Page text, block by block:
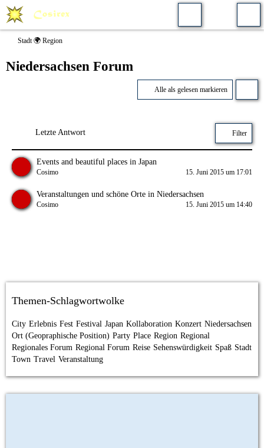
Stadt 🌍 Region
Niedersachsen Forum
Alle als gelesen markieren
Letzte Antwort Filter
Events and beautiful places in Japan
Cosimo 15. Juni 2015 um 17:01
Veranstaltungen und schöne Orte in Niedersachsen
Cosimo 15. Juni 2015 um 14:40
Themen-Schlagwortwolke
City Erlebnis Fest Festival Japan Kollaboration Konzert Niedersachsen
Ort (Geopraphische Position) Party Place Region Regional
Regionales Forum Regional Forum Reise Sehenswürdigkeit Spaß Stadt
Town Travel Veranstaltung